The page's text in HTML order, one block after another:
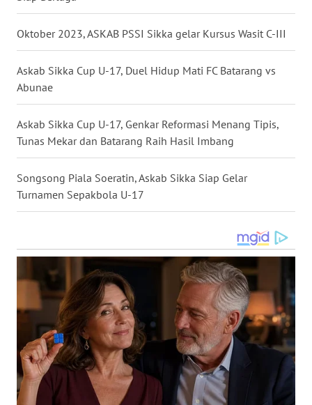
Oktober 2023, ASKAB PSSI Sikka gelar Kursus Wasit C-III
Askab Sikka Cup U-17, Duel Hidup Mati FC Batarang vs
Abunae
Askab Sikka Cup U-17, Genkar Reformasi Menang Tipis,
Tunas Mekar dan Batarang Raih Hasil Imbang
Songsong Piala Soeratin, Askab Sikka Siap Gelar
Turnamen Sepakbola U-17
DANAU
TOBA
WN
NIAS
WN
LANGKAT
WN
TAPANULI
TANJUNG
LESUNG
WN
KARO
WN
SIMALUNGUN